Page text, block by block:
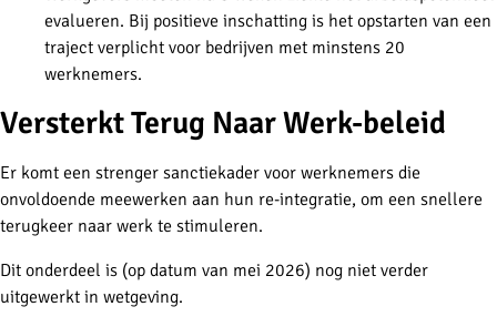
evalueren. Bij positieve inschatting is het opstarten van een
traject verplicht voor bedrijven met minstens 20
werknemers.
Versterkt Terug Naar Werk-beleid
Er komt een strenger sanctiekader voor werknemers die
onvoldoende meewerken aan hun re-integratie, om een snellere
terugkeer naar werk te stimuleren.
Dit onderdeel is (op datum van mei 2026) nog niet verder
uitgewerkt in wetgeving.